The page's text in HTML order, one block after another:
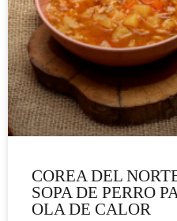
COREA DEL
SOPA DE PERRO
OLA DE CALOR